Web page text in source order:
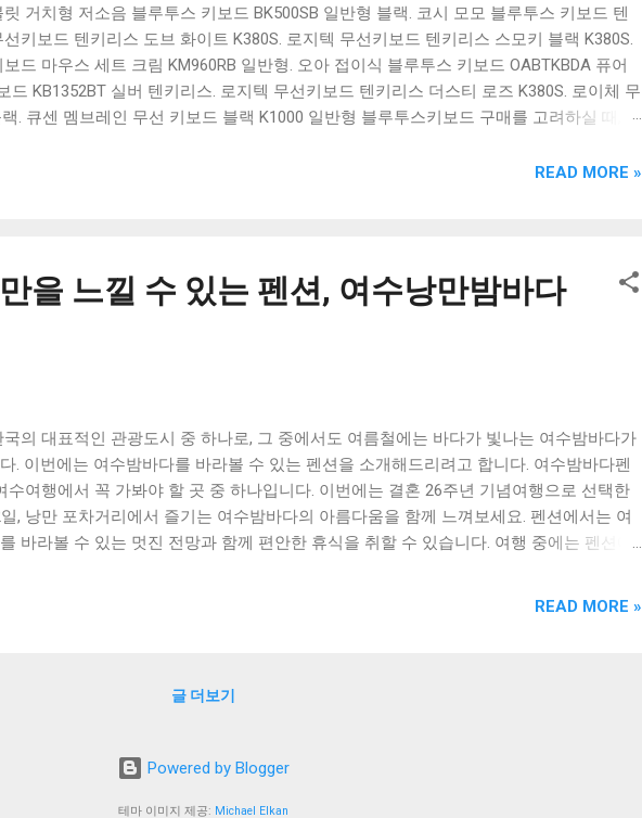
거치형 저소음 블루투스 키보드 BK500SB 일반형 블랙. 코시 모모 블루투스 키보드 텐
키보드 텐키리스 도브 화이트 K380S. 로지텍 무선키보드 텐키리스 스모키 블랙 K380S.
드 마우스 세트 크림 KM960RB 일반형. 오아 접이식 블루투스 키보드 OABTKBDA 퓨어
드 KB1352BT 실버 텐키리스. 로지텍 무선키보드 텐키리스 더스티 로즈 K380S. 로이체 무
. 큐센 멤브레인 무선 키보드 블랙 K1000 일반형 블루투스키보드 구매를 고려하실 때, 추
, 가격도 다양해서 결정이 많이 어려우시죠? 특히 블루투스키보드 같은 상품을 고를 때는
READ MORE »
을 느낄 수 있는 펜션, 여수낭만밤바다
국의 대표적인 관광도시 중 하나로, 그 중에서도 여름철에는 바다가 빛나는 여수밤바다가
. 이번에는 여수밤바다를 바라볼 수 있는 펜션을 소개해드리려고 합니다. 여수밤바다펜
수여행에서 꼭 가봐야 할 곳 중 하나입니다. 이번에는 결혼 26주년 기념여행으로 선택한
, 낭만 포차거리에서 즐기는 여수밤바다의 아름다움을 함께 느껴보세요. 펜션에서는 여
바라볼 수 있는 멋진 전망과 함께 편안한 휴식을 취할 수 있습니다. 여행 중에는 펜션에
명이 어우러져 더욱 아름다워집니다. 이런 여수의 밤바다를 즐길 수 있는 펜션은 많지 않
라보는 경치도 굉장히 아름답습니다. 또한, 펜션 내부도 바다를 연상시키는 인테리어로 꾸
더욱 분위기가 좋습니다. 특히, 여수밤바다를 바라볼 수 있는 펜션 중에서는 루프탑이나
READ MORE »
글 더보기
Powered by Blogger
테마 이미지 제공: Michael Elkan